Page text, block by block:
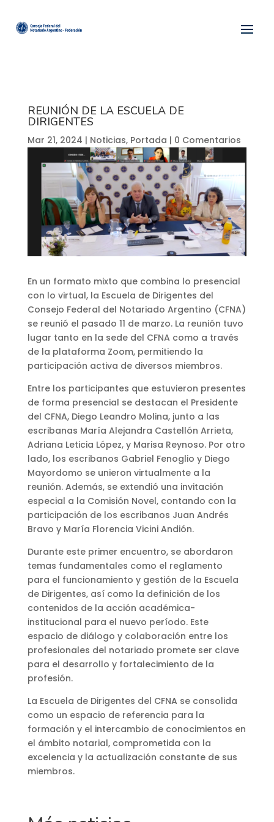
REUNIÓN DE LA ESCUELA DE
DIRIGENTES
Mar 21, 2024 | Noticias, Portada | 0 Comentarios
En un formato mixto que combina lo presencial
con lo virtual, la Escuela de Dirigentes del
Consejo Federal del Notariado Argentino (CFNA)
se reunió el pasado 11 de marzo. La reunión tuvo
lugar tanto en la sede del CFNA como a través
de la plataforma Zoom, permitiendo la
participación activa de diversos miembros.
Entre los participantes que estuvieron presentes
de forma presencial se destacan el Presidente
del CFNA, Diego Leandro Molina, junto a las
escribanas María Alejandra Castellón Arrieta,
Adriana Leticia López, y Marisa Reynoso. Por otro
lado, los escribanos Gabriel Fenoglio y Diego
Mayordomo se unieron virtualmente a la
reunión. Además, se extendió una invitación
especial a la Comisión Novel, contando con la
participación de los escribanos Juan Andrés
Bravo y María Florencia Vicini Andión.
Durante este primer encuentro, se abordaron
temas fundamentales como el reglamento
para el funcionamiento y gestión de la Escuela
de Dirigentes, así como la definición de los
contenidos de la acción académica-
institucional para el nuevo período. Este
espacio de diálogo y colaboración entre los
profesionales del notariado promete ser clave
para el desarrollo y fortalecimiento de la
profesión.
La Escuela de Dirigentes del CFNA se consolida
como un espacio de referencia para la
formación y el intercambio de conocimientos en
el ámbito notarial, comprometida con la
excelencia y la actualización constante de sus
miembros.